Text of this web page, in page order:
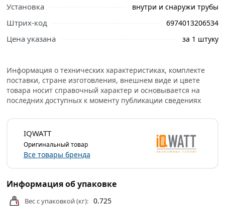
может осуществляться как снаружи, так и внутри трубы.
После монтажа кабель просто включается в розетку.
Условия доставки и цены на товар
действительны в Москве и области.
Установка внутри и снаружи трубы
Штрих-код 6974013206534
Цена указана за 1 штуку
Информация о технических характеристиках, комплекте
поставки, стране изготовления, внешнем виде и цвете
товара носит справочный характер и основывается на
последних доступных к моменту публикации сведениях
IQWATT
Оригинальный товар
Все товары бренда
Информация об упаковке
Вес с упаковкой (кг): 0.725